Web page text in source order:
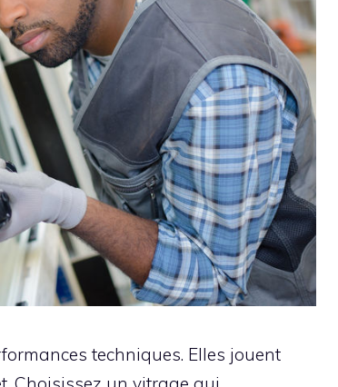
techniques. Elles jouent